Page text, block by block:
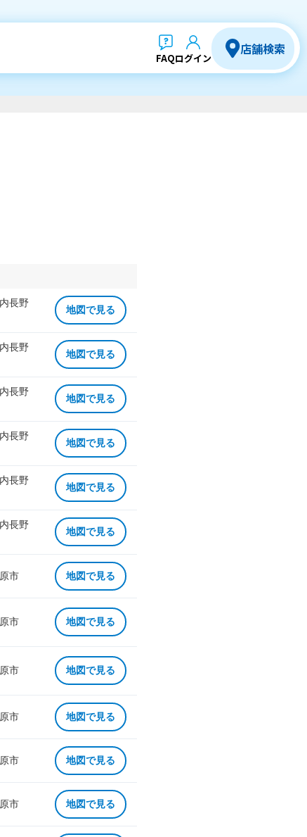
FAQログイン
店舗検索
長野
地図で見る
長野
地図で見る
長野
地図で見る
長野
地図で見る
長野
地図で見る
長野
地図で見る
市 地図で見る
市 地図で見る
市 地図で見る
市 地図で見る
市 地図で見る
市 地図で見る